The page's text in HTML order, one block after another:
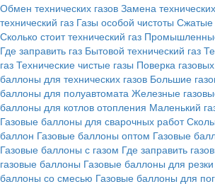
Обмен технических газов Замена
технический газ Газы особой чистоты Сжатые
Сколько стоит технический газ
Где заправить газ Бытовой технический газ
газ Технические чистые газы Поверка
баллоны для технических газов Большие
баллоны для полуавтомата Железные
баллоны для котлов отопления Маленький
Газовые баллоны для сварочных работ
баллон Газовые баллоны оптом Газовые
Газовые баллоны с газом Где заправить
газовые баллоны Газовые баллоны для
баллоны со смесью Газовые баллоны для